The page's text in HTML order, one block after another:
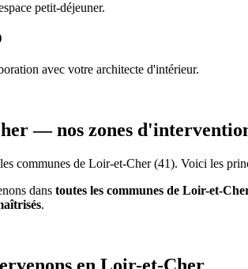
petit-déjeuner.
avec votre architecte d'intérieur.
—nos zones
communes de Loir-et-Cher (41). Voici les
dans toutes les communes de Loir-et-
.
en Loir-et-Cher